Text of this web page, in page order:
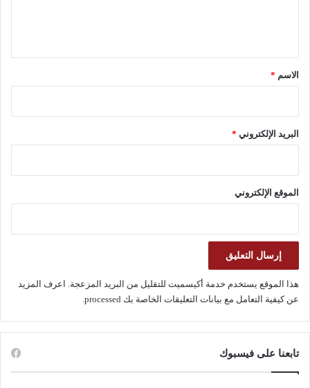
*
الاسم *
البريد الإلكتروني *
الموقع الإلكتروني
هذا الموقع يستخدم خدمة أكيسميت للتقليل من البريد المزعجة. اعرف المزيد
عن كيفية التعامل مع بيانات التعليقات الخاصة بك processed
تابعنا على فيسبوك